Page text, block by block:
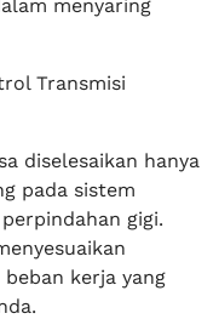
menyaring
Transmisi
diselesaikan hanya
pada sistem
gigi.
kerja yang